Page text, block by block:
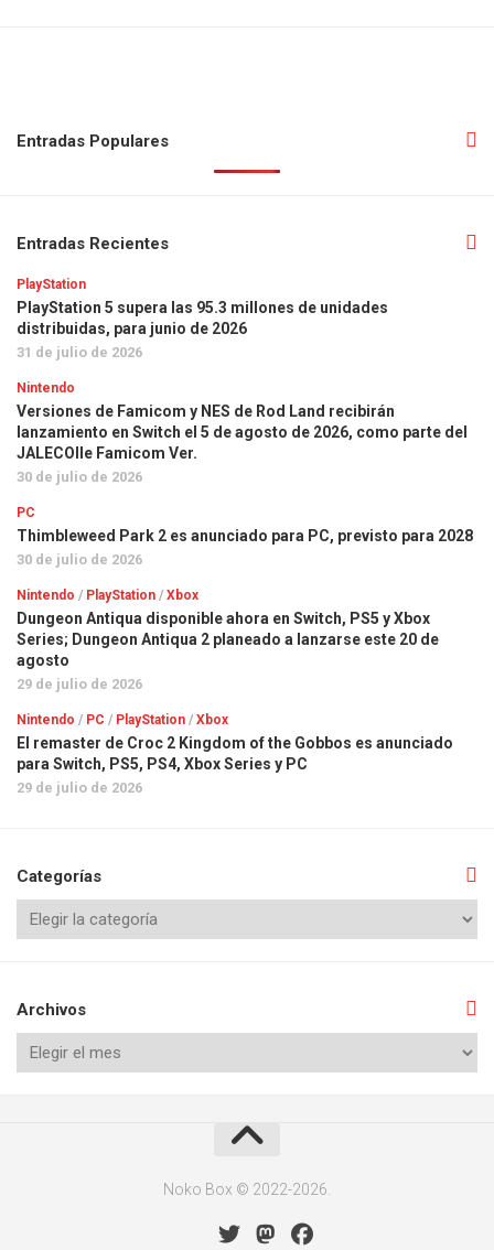
Entradas Populares
Entradas Recientes
PlayStation
PlayStation 5 supera las 95.3 millones de unidades
distribuidas, para junio de 2026
31 de julio de 2026
Nintendo
Versiones de Famicom y NES de Rod Land recibirán
lanzamiento en Switch el 5 de agosto de 2026, como parte del
JALECOlle Famicom Ver.
30 de julio de 2026
PC
Thimbleweed Park 2 es anunciado para PC, previsto para 2028
30 de julio de 2026
Nintendo / PlayStation / Xbox
Dungeon Antiqua disponible ahora en Switch, PS5 y Xbox
Series; Dungeon Antiqua 2 planeado a lanzarse este 20 de
agosto
29 de julio de 2026
Nintendo / PC / PlayStation / Xbox
El remaster de Croc 2 Kingdom of the Gobbos es anunciado
para Switch, PS5, PS4, Xbox Series y PC
29 de julio de 2026
Categorías
Archivos
Noko Box © 2022-2026.